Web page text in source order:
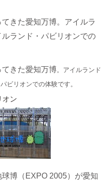
きた愛知万博。アイルラ
ランド・パビリオンでの
きた愛知万博。アイルランド
ビリオンでの体験です。
オン
博（EXPO 2005）が愛知